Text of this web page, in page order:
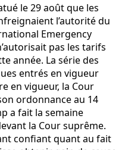
le 29 août que les
l’autorité du
Emergency
pas les tarifs
année. La série des
entrés en vigueur
en vigueur, la Cour
ordonnance au 14
a fait la semaine
la Cour suprême.
confiant quant au fait